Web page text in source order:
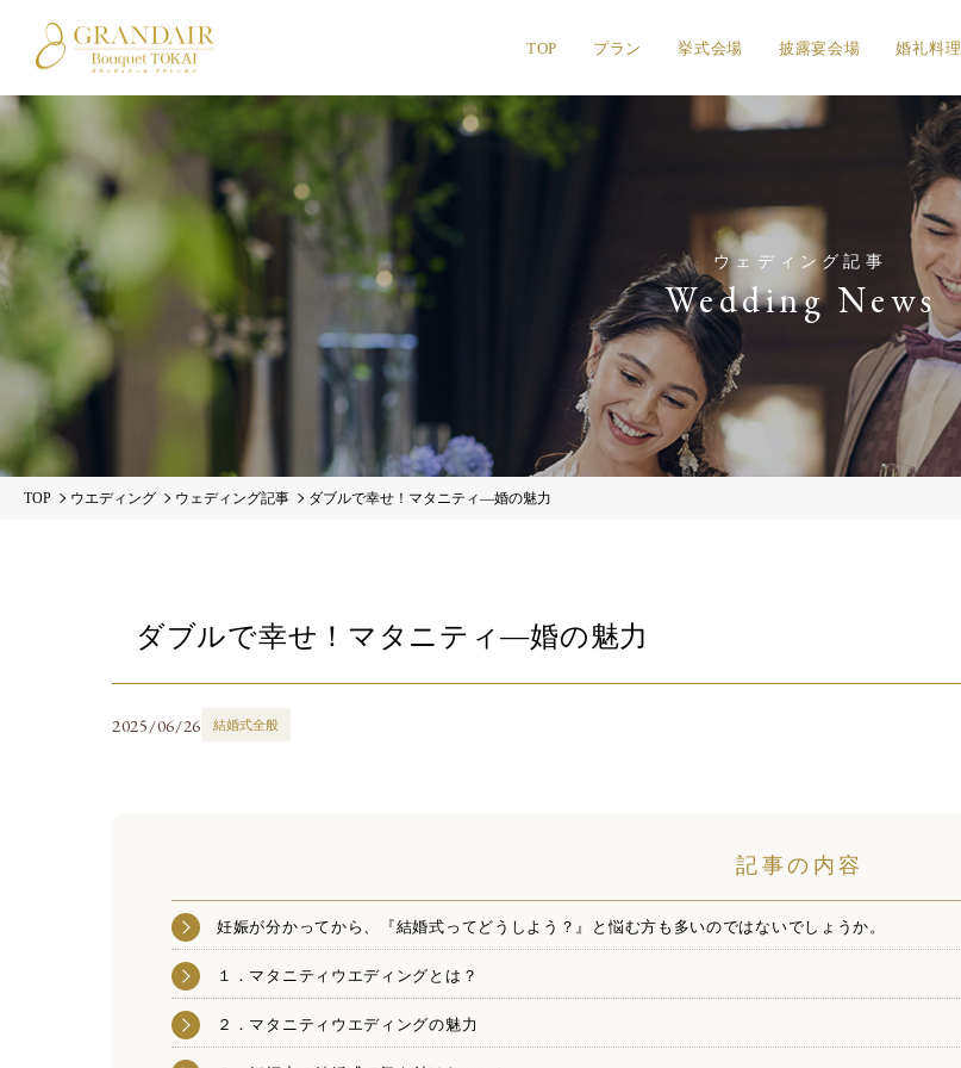
TOP プラン 挙式会場 披露宴会場 婚礼料理
ウェディング記事
Wedding News
TOP ウエディング ウェディング記事 ダブルで幸せ！マタニティ―婚の魅力
ダブルで幸せ！マタニティ―婚の魅力
2025/06/26 結婚式全般
記事の内容
妊娠が分かってから、『結婚式ってどうしよう？』と悩む方も多いのではないでしょうか。
１．マタニティウエディングとは？
２．マタニティウエディングの魅力